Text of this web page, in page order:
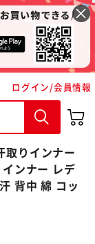
ログイン/会員情報
取りインナー
ンナー レデ
背中 綿 コッ
きへ